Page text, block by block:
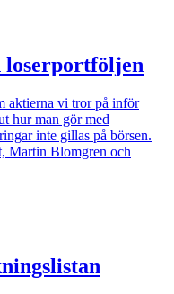
loserportföljen
aktierna vi tror på inför
hur man gör med
inte gillas på börsen.
Martin Blomgren och